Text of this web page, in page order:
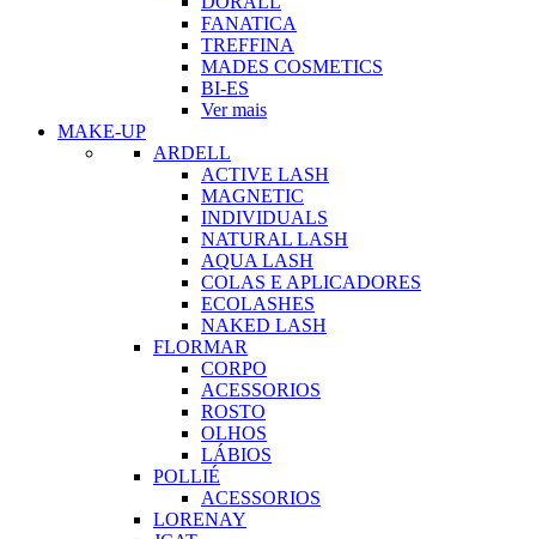
FANATICA
TREFFINA
MADES COSMETICS
BI-ES
Ver mais
MAKE-UP
ARDELL
ACTIVE LASH
MAGNETIC
INDIVIDUALS
NATURAL LASH
AQUA LASH
COLAS E APLICADORES
ECOLASHES
NAKED LASH
FLORMAR
CORPO
ACESSORIOS
ROSTO
OLHOS
LÁBIOS
POLLIÉ
ACESSORIOS
LORENAY